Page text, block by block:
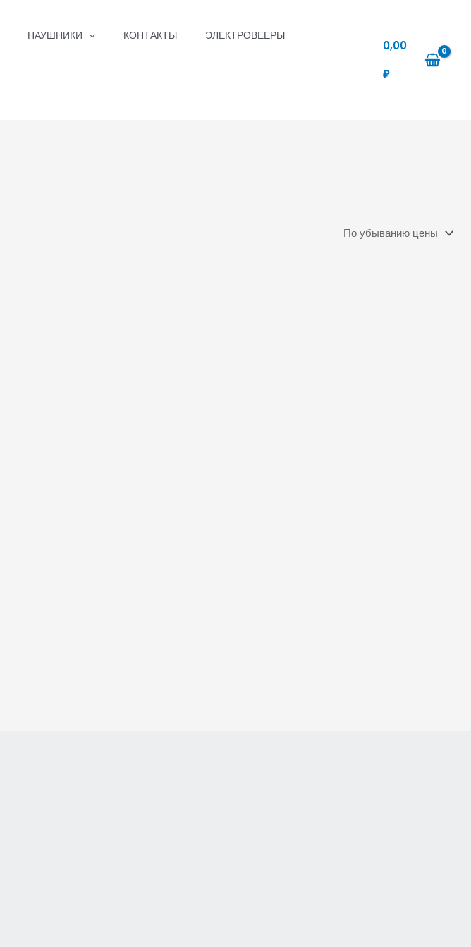
НАУШНИКИ КОНТАКТЫ ЭЛЕКТРОВЕЕРЫ
0,00
₽